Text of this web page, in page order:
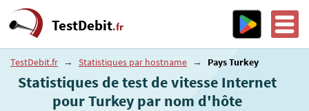
TestDebit.fr
TestDebit.fr → Statistiques par hostname → Pays Turkey
Statistiques de test de vitesse Internet
pour Turkey par nom d'hôte